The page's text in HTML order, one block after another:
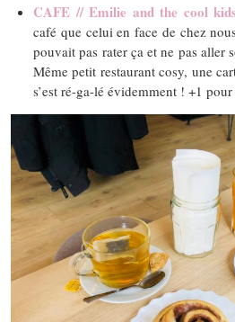
CAFE // Emilie and the cool
café que celui en face de chez
pouvait pas rater ça et ne pas aller
Même petit restaurant cosy, une
s’est ré-ga-lé évidemment ! +1